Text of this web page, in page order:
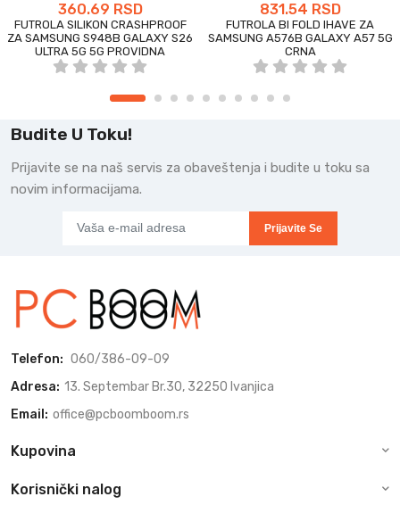
360.69 RSD
FUTROLA SILIKON CRASHPROOF
ZA SAMSUNG S948B GALAXY S26
ULTRA 5G 5G PROVIDNA
831.54 RSD
FUTROLA BI FOLD IHAVE ZA
SAMSUNG A576B GALAXY A57 5G
CRNA
Budite U Toku!
Prijavite se na naš servis za obaveštenja i budite u toku sa
novim informacijama.
Prijavite Se
Telefon: 060/386-09-09
Adresa: 13. Septembar Br.30, 32250 Ivanjica
Email: office@pcboomboom.rs
Kupovina
Korisnički nalog